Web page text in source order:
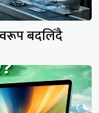
बदलिँदै